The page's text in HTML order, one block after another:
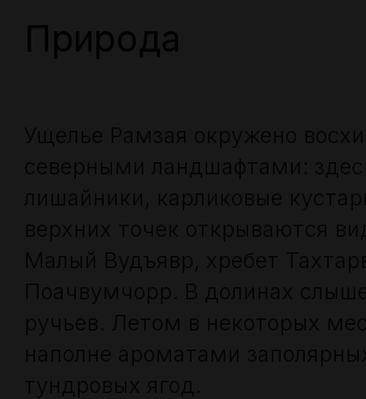
Природа
Ущелье Рамзая окружено
северными ландшафтами:
лишайники, карликовые
верхних точек открываются
Малый Вудъявр, хребет
Поачвумчорр. В долинах
ручьев. Летом в некоторых
наполне ароматами
тундровых ягод.